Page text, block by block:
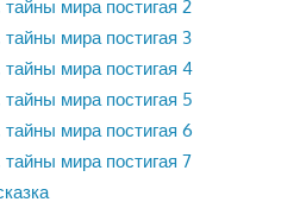
мира постигая 2
мира постигая 3
мира постигая 4
мира постигая 5
мира постигая 6
мира постигая 7